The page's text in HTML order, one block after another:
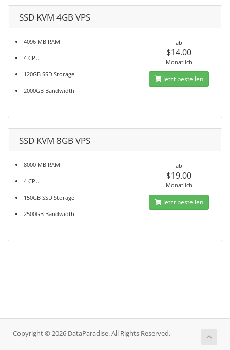
SSD KVM 4GB VPS
4096 MB RAM
4 CPU
120GB SSD Storage
2000GB Bandwidth
ab
$14.00
Monatlich
Jetzt bestellen
SSD KVM 8GB VPS
8000 MB RAM
4 CPU
150GB SSD Storage
2500GB Bandwidth
ab
$19.00
Monatlich
Jetzt bestellen
Copyright © 2026 DataParadise. All Rights Reserved.